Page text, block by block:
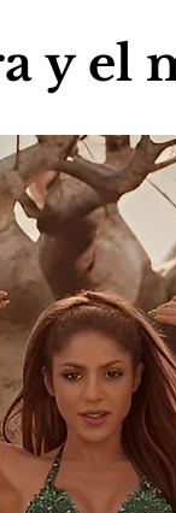
y el